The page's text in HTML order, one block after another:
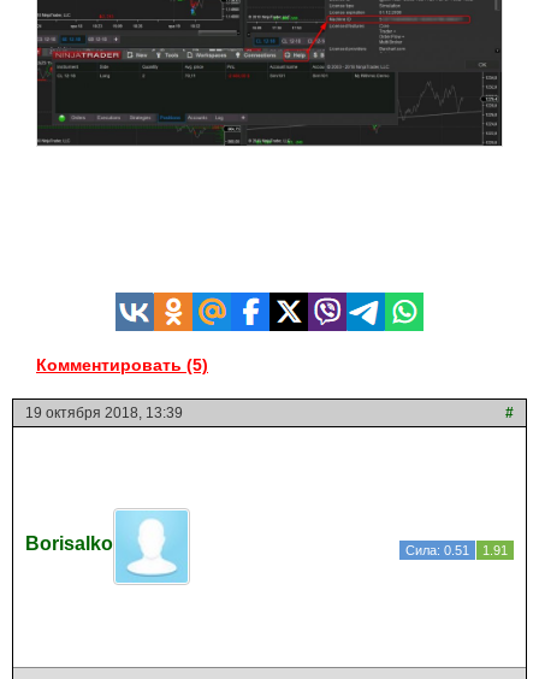
Комментировать (5)
19 октября 2018, 13:39 #
Borisalko Сила: 0.51 1.91